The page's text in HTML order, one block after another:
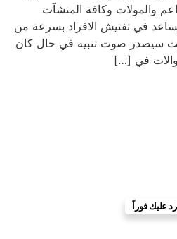
والمولات وكافة المنشآت
في تفتيش الافراد بسرعة من
حيث سيصدر صوت تنبيه في حال كان
في […]
عليك فوراً